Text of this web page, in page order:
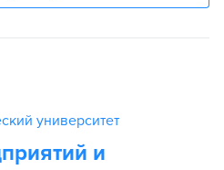
университет
и